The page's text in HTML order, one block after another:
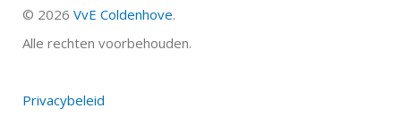
© 2026 VvE Coldenhove.
Alle rechten voorbehouden.
Privacybeleid